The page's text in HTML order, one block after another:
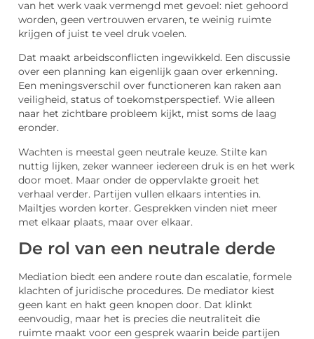
van het werk vaak vermengd met gevoel: niet gehoord
worden, geen vertrouwen ervaren, te weinig ruimte
krijgen of juist te veel druk voelen.
Dat maakt arbeidsconflicten ingewikkeld. Een discussie
over een planning kan eigenlijk gaan over erkenning.
Een meningsverschil over functioneren kan raken aan
veiligheid, status of toekomstperspectief. Wie alleen
naar het zichtbare probleem kijkt, mist soms de laag
eronder.
Wachten is meestal geen neutrale keuze. Stilte kan
nuttig lijken, zeker wanneer iedereen druk is en het werk
door moet. Maar onder de oppervlakte groeit het
verhaal verder. Partijen vullen elkaars intenties in.
Mailtjes worden korter. Gesprekken vinden niet meer
met elkaar plaats, maar over elkaar.
De rol van een neutrale derde
Mediation biedt een andere route dan escalatie, formele
klachten of juridische procedures. De mediator kiest
geen kant en hakt geen knopen door. Dat klinkt
eenvoudig, maar het is precies die neutraliteit die
ruimte maakt voor een gesprek waarin beide partijen